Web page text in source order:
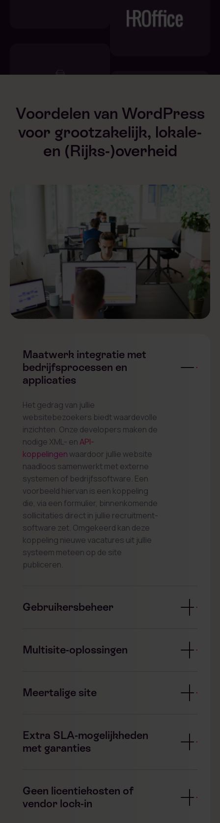
Voordelen van WordPress
voor grootzakelijk, lokale-
en (Rijks-)overheid
Maatwerk integratie met
bedrijfsprocessen en
applicaties
Het gedrag van jullie
websitebezoekers biedt waardevolle
inzichten. Onze developers maken de
nodige XML- enAPI-
koppelingen waardoor jullie website
naadloos samenwerkt met externe
systemen of bedrijfssoftware. Een
voorbeeld hiervan is een koppeling
die, via een formulier, binnenkomende
sollicitaties direct in jullie recruitment-
software zet. Omgekeerd kan deze
koppeling nieuwe vacatures uit jullie
systeem meteen op de site
publiceren.
Gebruikersbeheer
Multisite-oplossingen
Meertalige site
Extra SLA-mogelijkheden
met garanties
Geen licentiekosten of
vendor lock-in